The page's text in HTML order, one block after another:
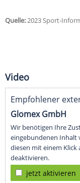
Quelle:2023 Sport-
Video
Empfohlener
Glomex GmbH
Wir benötigen Ihre
eingebundenen Inhalt
diesen mit einem Klick
deaktivieren.
jetzt aktivieren